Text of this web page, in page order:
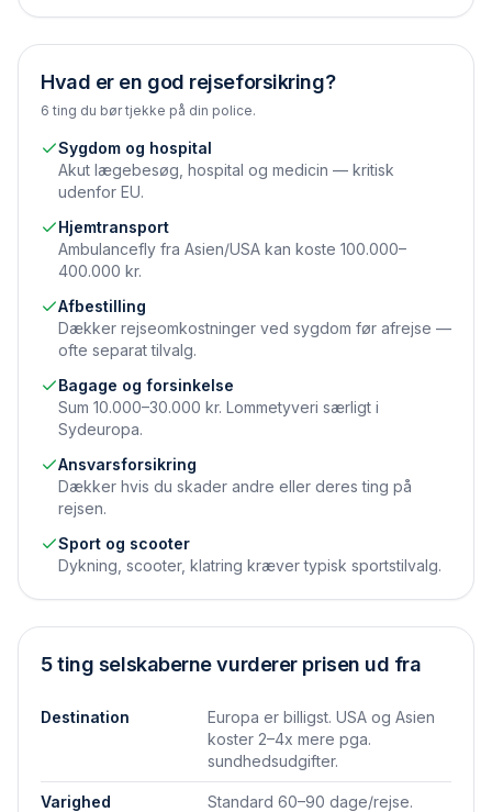
Hvad er en god rejseforsikring?
6 ting du bør tjekke på din police.
Sygdom og hospital
Akut lægebesøg, hospital og medicin — kritisk
udenfor EU.
Hjemtransport
Ambulancefly fra Asien/USA kan koste 100.000–
400.000 kr.
Afbestilling
Dækker rejseomkostninger ved sygdom før afrejse —
ofte separat tilvalg.
Bagage og forsinkelse
Sum 10.000–30.000 kr. Lommetyveri særligt i
Sydeuropa.
Ansvarsforsikring
Dækker hvis du skader andre eller deres ting på
rejsen.
Sport og scooter
Dykning, scooter, klatring kræver typisk sportstilvalg.
5 ting selskaberne vurderer prisen ud fra
Destination
Europa er billigst. USA og Asien
koster 2–4x mere pga.
sundhedsudgifter.
Varighed
Standard 60–90 dage/rejse.